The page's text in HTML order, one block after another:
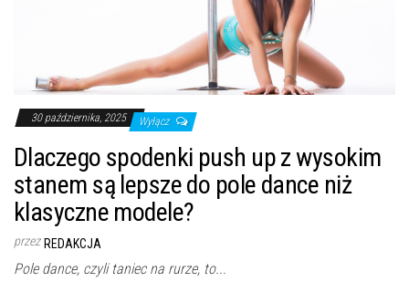
30 października, 2025 Wyłącz
Dlaczego spodenki push up z wysokim
stanem są lepsze do pole dance niż
klasyczne modele?
przez REDAKCJA
Pole dance, czyli taniec na rurze, to...